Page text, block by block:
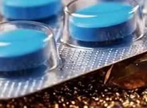
ഓപ്ഷണൽ
ചെയ്താൽ, നിങ്ങളുടെ
ആരംഭിക്കണമെങ്കിൽ
തന്നെ ആർക്കും